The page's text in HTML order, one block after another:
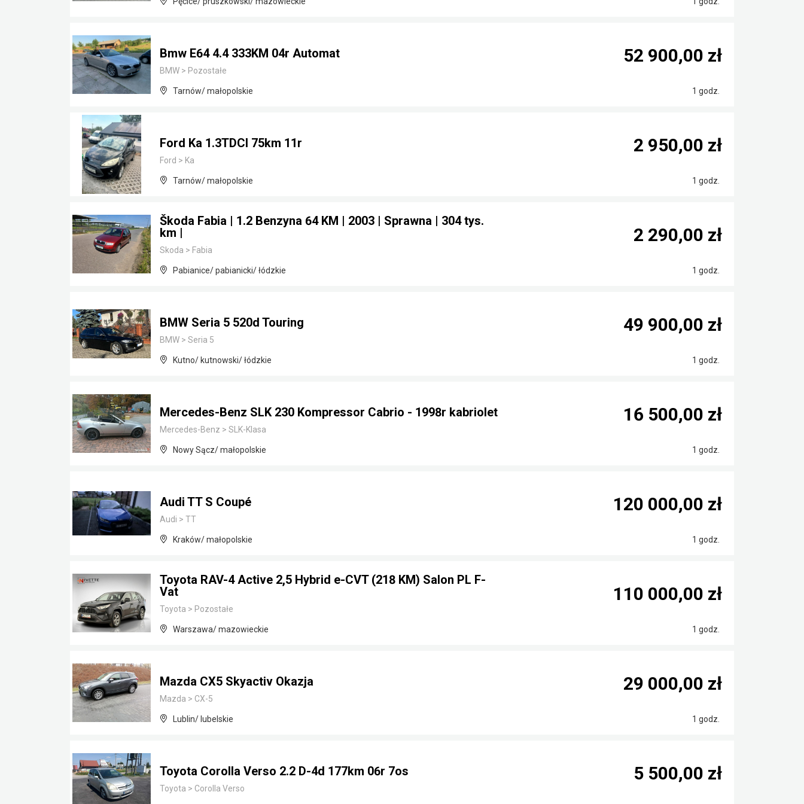
Bmw E64 4.4 333KM 04r Automat
BMW > Pozostałe
Tarnów/ małopolskie 1 godz.
52 900,00 zł
Ford Ka 1.3TDCI 75km 11r
Ford > Ka
Tarnów/ małopolskie 1 godz.
2 950,00 zł
Škoda Fabia | 1.2 Benzyna 64 KM | 2003 | Sprawna | 304 tys.
km |
Skoda > Fabia
Pabianice/ pabianicki/ łódzkie 1 godz.
2 290,00 zł
BMW Seria 5 520d Touring
BMW > Seria 5
Kutno/ kutnowski/ łódzkie 1 godz.
49 900,00 zł
Mercedes-Benz SLK 230 Kompressor Cabrio - 1998r kabriolet
Mercedes-Benz > SLK-Klasa
Nowy Sącz/ małopolskie 1 godz.
16 500,00 zł
Audi TT S Coupé
Audi > TT
Kraków/ małopolskie 1 godz.
120 000,00 zł
Toyota RAV-4 Active 2,5 Hybrid e-CVT (218 KM) Salon PL F-
Vat
Toyota > Pozostałe
Warszawa/ mazowieckie 1 godz.
110 000,00 zł
Mazda CX5 Skyactiv Okazja
Mazda > CX-5
Lublin/ lubelskie 1 godz.
29 000,00 zł
Toyota Corolla Verso 2.2 D-4d 177km 06r 7os
Toyota > Corolla Verso
5 500,00 zł